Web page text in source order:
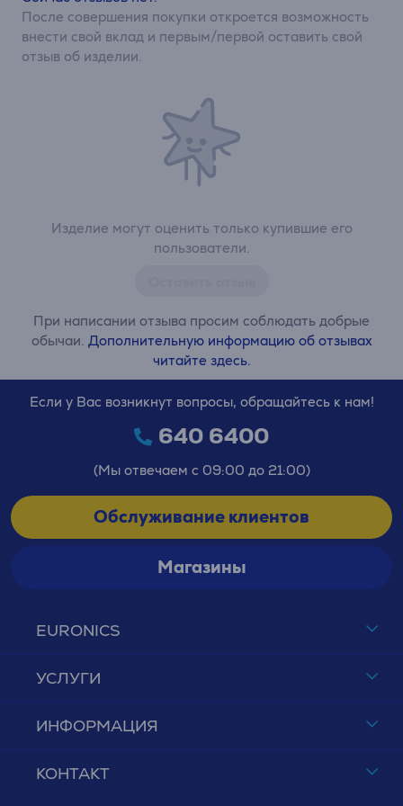
Изделие могут оценить только купившие его
пользователи.
При написании отзыва просим соблюдать добрые
обычаи. Дополнительную информацию об отзывах
читайте здесь.
После совершения покупки откроется возможность
внести свой вклад и первым/первой оставить свой
отзыв об изделии.
EURONICS
УСЛУГИ
ИНФОРМАЦИЯ
КОНТАКТ
Если у Вас возникнут вопросы, обращайтесь к нам!
640 6400
(Мы отвечаем с 09:00 до 21:00)
Обслуживание клиентов
Магазины